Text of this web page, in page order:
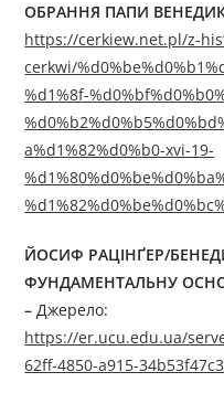
ОБРАННЯ ПАПИ
https://cerkiew.net.pl/z-
cerkwi/
%d1%8f-
a%d1%82%d0%b0-xvi-19-
ЙОСИФ РАЦІНҐЕР/
ФУНДАМЕНТАЛЬНУ
–Джерелo:
https://er.ucu.edu.ua/
62ff-4850-a915-